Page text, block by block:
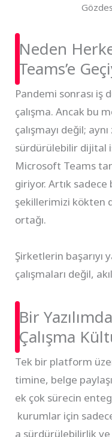
Neden
Teams’e
Pandemi sonrası iş
çalışma. Ancak bu
çalışmayı değil;
sürdürülebilir dijital
Microsoft Teams
giriyor. Artık sadece
şekillerimizi kökten
ortağı.
Şirketlerin başarıyı
çalışmaları değil,
Bir
Çalışma
Tek bir platform
timine, belge
ek çok sürecin
kurumlar için
a sürdürülebilirlik ve